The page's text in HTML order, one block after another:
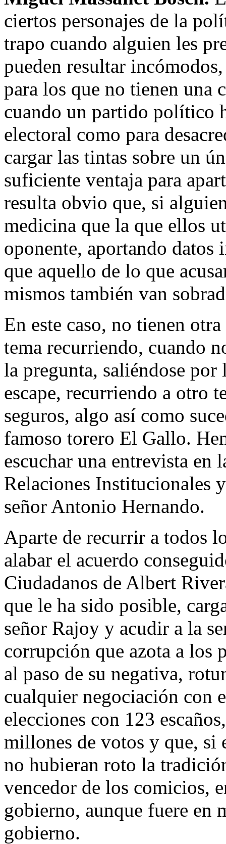
ciertos personajes de la
trapo cuando alguien les
pueden resultar
para los que no tienen una
cuando un partido político
electoral como para
cargar las tintas sobre un
suficiente ventaja para
resulta obvio que, si
medicina que la que ellos
oponente, aportando datos
que aquello de lo que
mismos también van
En este caso, no tienen
tema recurriendo, cuando
la pregunta, saliéndose por
escape, recurriendo a otro
seguros, algo así como
famoso torero El Gallo.
escuchar una entrevista en
Relaciones Institucionales
señor Antonio Hernando.
Aparte de recurrir a todos
alabar el acuerdo
Ciudadanos de Albert
que le ha sido posible,
señor Rajoy y acudir a la
corrupción que azota a los
al paso de su negativa,
cualquier negociación con
elecciones con 123
millones de votos y que, si
no hubieran roto la
vencedor de los comicios,
gobierno, aunque fuere en
gobierno.